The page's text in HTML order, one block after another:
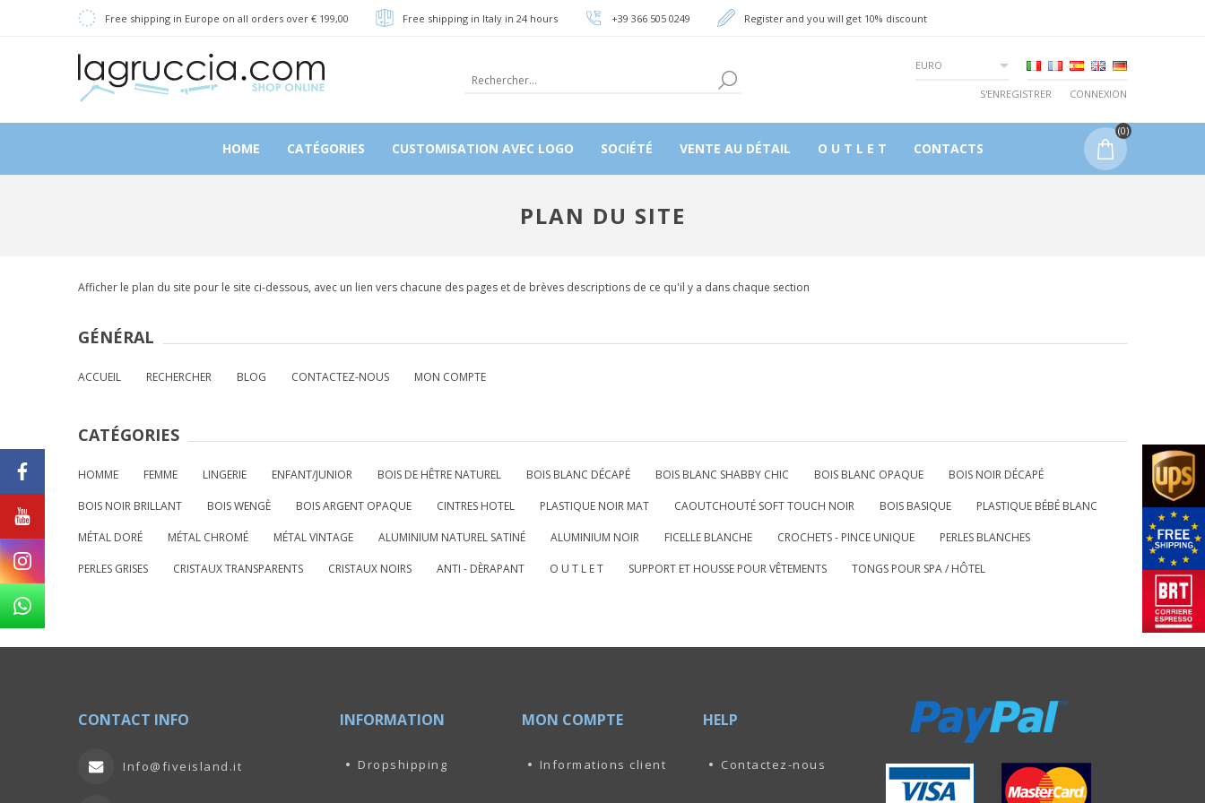
Free shipping in Europe on all orders over € 199,00 Free shipping in Italy in 24 hours +39 366 505 0249 Register and you will get 10% discount
EURO
S'ENREGISTRER CONNEXION
HOME CATÉGORIES CUSTOMISATION AVEC LOGO SOCIÉTÉ VENTE AU DÉTAIL O U T L E T CONTACTS
(0)
PLAN DU SITE
Afficher le plan du site pour le site ci-dessous, avec un lien vers chacune des pages et de brèves descriptions de ce qu'il y a dans chaque section
GÉNÉRAL
ACCUEIL RECHERCHER BLOG CONTACTEZ-NOUS MON COMPTE
CATÉGORIES
HOMME FEMME LINGERIE ENFANT/JUNIOR BOIS DE HÊTRE NATUREL BOIS BLANC DÉCAPÉ BOIS BLANC SHABBY CHIC BOIS BLANC OPAQUE BOIS NOIR DÉCAPÉ
BOIS NOIR BRILLANT BOIS WENGÈ BOIS ARGENT OPAQUE CINTRES HOTEL PLASTIQUE NOIR MAT CAOUTCHOUTÉ SOFT TOUCH NOIR BOIS BASIQUE PLASTIQUE BÉBÉ BLANC
MÉTAL DORÉ MÉTAL CHROMÉ MÉTAL VINTAGE ALUMINIUM NATUREL SATINÉ ALUMINIUM NOIR FICELLE BLANCHE CROCHETS - PINCE UNIQUE PERLES BLANCHES
PERLES GRISES CRISTAUX TRANSPARENTS CRISTAUX NOIRS ANTI - DÈRAPANT O U T L E T SUPPORT ET HOUSSE POUR VÊTEMENTS TONGS POUR SPA / HÔTEL
CONTACT INFO
Info@fiveisland.it
INFORMATION
Dropshipping
MON COMPTE
Informations client
HELP
Contactez-nous